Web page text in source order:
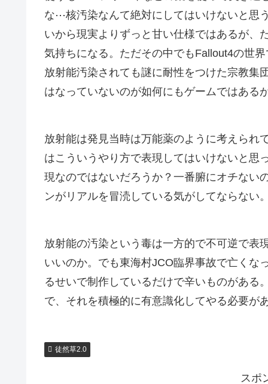
な⋯核汚染なんて絶対にしてはいけないと思
いから現実よりずっと甘い仕様ではあるが、
気持ちになる。ただその中でもFallout4の世
放射能汚染されても謎に耐性をつけた宗教集
はなっていないのが如何にもゲームではある
放射能は発見当時は万能薬のように考えられ
はこういうやり方で表現してはいけないと思
現なのではないだろうか？一番腑にオチない
ンがリアルを冒涜している気がしてならない
放射能の汚染という毒は一方的で不可逆で表
いいのか。でも東海村JCO臨界事故で亡くな
るせいで制作しているだけで辛いものがある
で、それを積極的に有意識化してやる必要が
徒然草2.0
スポ